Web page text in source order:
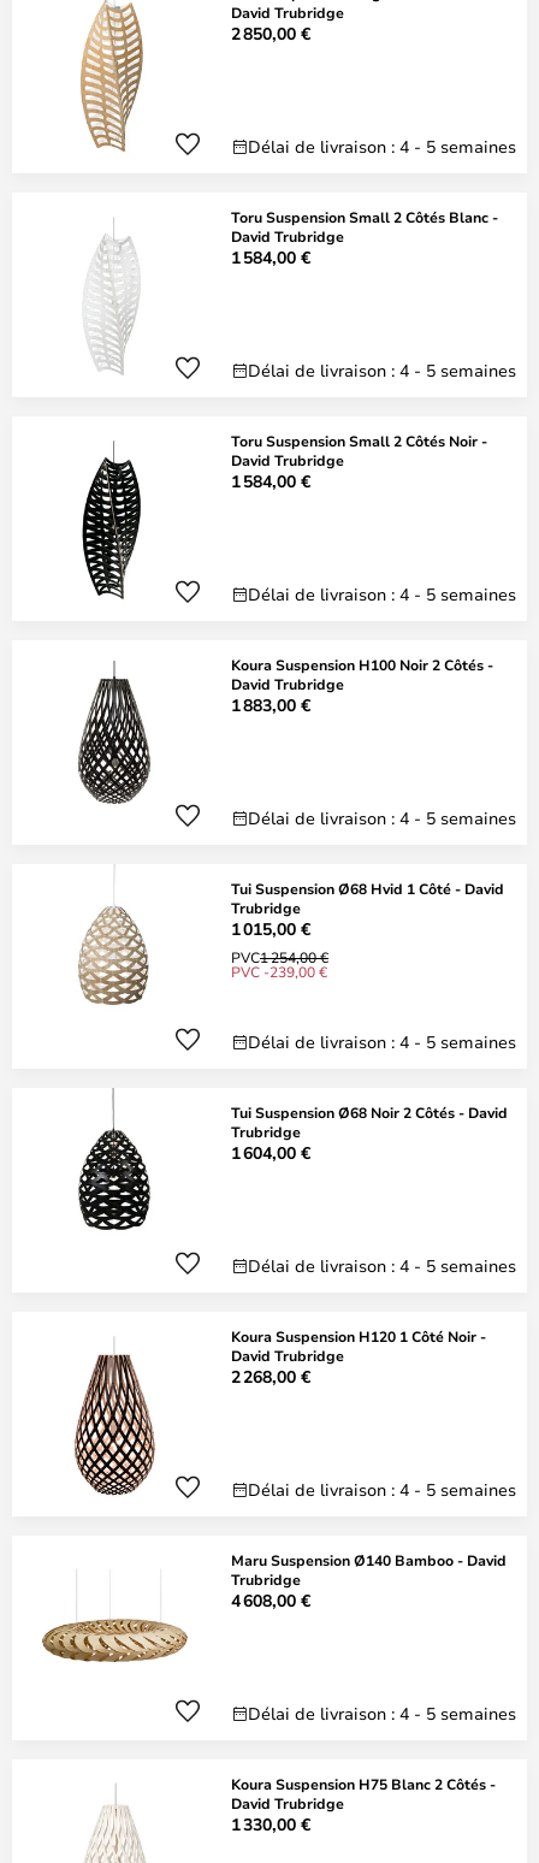
David Trubridge
2 850,00 €
Délai de livraison : 4 - 5 semaines
Toru Suspension Small 2 Côtés Blanc -
David Trubridge
1 584,00 €
Délai de livraison : 4 - 5 semaines
Toru Suspension Small 2 Côtés Noir -
David Trubridge
1 584,00 €
Délai de livraison : 4 - 5 semaines
Koura Suspension H100 Noir 2 Côtés -
David Trubridge
1 883,00 €
Délai de livraison : 4 - 5 semaines
Tui Suspension Ø68 Hvid 1 Côté - David
Trubridge
1 015,00 €
PVC1 254,00 €
PVC -239,00 €
Délai de livraison : 4 - 5 semaines
Tui Suspension Ø68 Noir 2 Côtés - David
Trubridge
1 604,00 €
Délai de livraison : 4 - 5 semaines
Koura Suspension H120 1 Côté Noir -
David Trubridge
2 268,00 €
Délai de livraison : 4 - 5 semaines
Maru Suspension Ø140 Bamboo - David
Trubridge
4 608,00 €
Délai de livraison : 4 - 5 semaines
Koura Suspension H75 Blanc 2 Côtés -
David Trubridge
1 330,00 €